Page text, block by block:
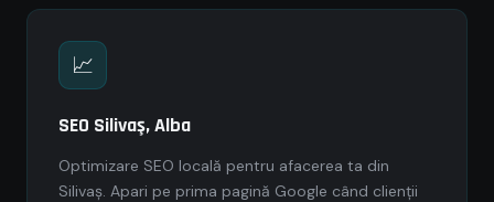
📈
SEO Silivaş, Alba
Optimizare SEO locală pentru afacerea ta din
Silivaş. Apari pe prima pagină Google când clienții